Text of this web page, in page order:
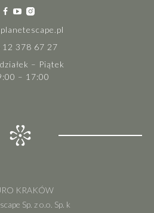
12 378 67 27
– Piątek
– 17:00
KRAKÓW
Sp. z o.o. Sp. k